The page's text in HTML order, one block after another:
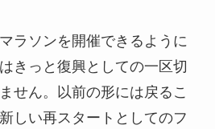
ラソンを開催できるように
きっと復興としての一区切
せん。以前の形には戻るこ
しい再スタートとしてのフ